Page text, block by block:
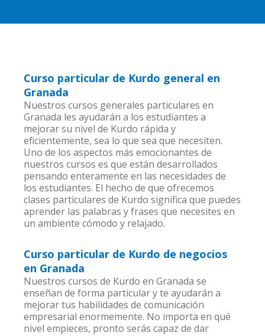
Curso particular de Kurdo general en
Granada
Nuestros cursos generales particulares en
Granada les ayudarán a los estudiantes a
mejorar su nivel de Kurdo rápida y
eficientemente, sea lo que sea que necesiten.
Uno de los aspectos más emocionantes de
nuestros cursos es que están desarrollados
pensando enteramente en las necesidades de
los estudiantes. El hecho de que ofrecemos
clases particulares de Kurdo significa que puedes
aprender las palabras y frases que necesites en
un ambiente cómodo y relajado.
Curso particular de Kurdo de negocios
en Granada
Nuestros cursos de Kurdo en Granada se
enseñan de forma particular y te ayudarán a
mejorar tus habilidades de comunicación
empresarial enormemente. No importa en qué
nivel empieces, pronto serás capaz de dar